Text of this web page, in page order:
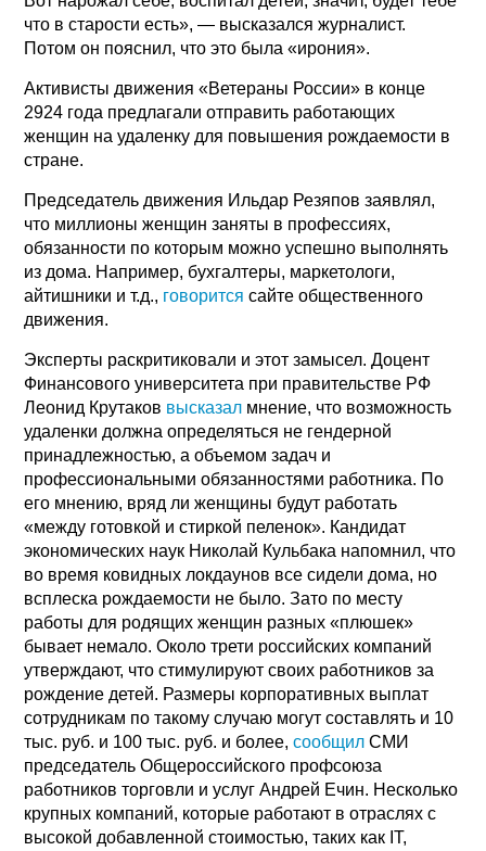
что в старости есть», — высказался журналист.
Потом он пояснил, что это была «ирония».
Активисты движения «Ветераны России» в конце
2924 года предлагали отправить работающих
женщин на удаленку для повышения рождаемости в
стране.
Председатель движения Ильдар Резяпов заявлял,
что миллионы женщин заняты в профессиях,
обязанности по которым можно успешно выполнять
из дома. Например, бухгалтеры, маркетологи,
айтишники и т.д., говорится сайте общественного
движения.
Эксперты раскритиковали и этот замысел. Доцент
Финансового университета при правительстве РФ
Леонид Крутаков высказал мнение, что возможность
удаленки должна определяться не гендерной
принадлежностью, а объемом задач и
профессиональными обязанностями работника. По
его мнению, вряд ли женщины будут работать
«между готовкой и стиркой пеленок». Кандидат
экономических наук Николай Кульбака напомнил, что
во время ковидных локдаунов все сидели дома, но
всплеска рождаемости не было. Зато по месту
работы для родящих женщин разных «плюшек»
бывает немало. Около трети российских компаний
утверждают, что стимулируют своих работников за
рождение детей. Размеры корпоративных выплат
сотрудникам по такому случаю могут составлять и 10
тыс. руб. и 100 тыс. руб. и более,сообщил СМИ
председатель Общероссийского профсоюза
работников торговли и услуг Андрей Ечин. Несколько
крупных компаний, которые работают в отраслях с
высокой добавленной стоимостью, таких как IT,